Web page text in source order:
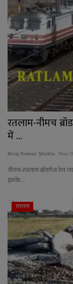
रतलाम-नीमच
में ...
Niraj Kumar Shukla Nov
नीमच-रतलाम ब्रॉडगेज रेल
इसके...
रतलाम